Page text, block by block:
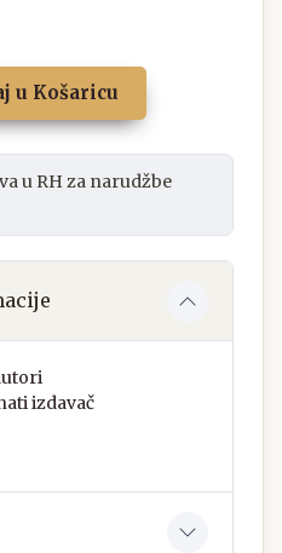
u Košaricu
u RH za narudžbe
izdavač